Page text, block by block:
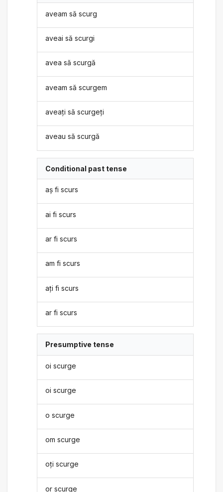
aveam să scurg
aveai să scurgi
avea să scurgă
aveam să scurgem
aveați să scurgeți
aveau să scurgă
Conditional past tense
aș fi scurs
ai fi scurs
ar fi scurs
am fi scurs
ați fi scurs
ar fi scurs
Presumptive tense
oi scurge
oi scurge
o scurge
om scurge
oți scurge
or scurge